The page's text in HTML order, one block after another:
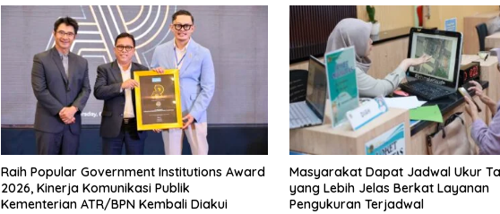
Raih Popular Government Institutions Award
2026, Kinerja Komunikasi Publik
Kementerian ATR/BPN Kembali Diakui
Masyarakat Dapat Jadwal Ukur
yang Lebih Jelas Berkat Layanan
Pengukuran Terjadwal